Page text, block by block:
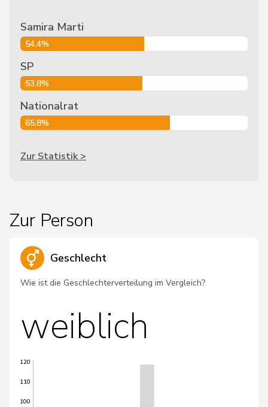
Samira Marti
54,4%
SP
53,8%
Nationalrat
65,8%
Zur Statistik >
Zur Person
Geschlecht
Wie ist die Geschlechterverteilung im Vergleich?
weiblich
100
110
120